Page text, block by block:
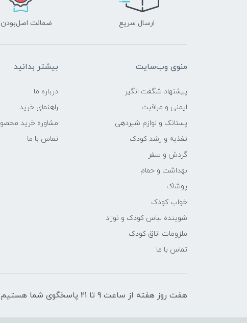
ارسال سریع ضمانت اصل‌بودن
منوی وب‌سایت
پیشنهاد شگفت انگیر
ایمنی و مراقبت
پستانک و لوازم شیردهی
تغذیه و رشد کودک
گردش و سفر
بهداشت و حمام
پوشاک
خواب کودک
شوینده لباس کودک و نوزاد
ملزومات اتاق کودک
تماس با ما
بیشتر بدانید
درباره ما
راهنمای خرید
مشاوره خرید
تماس با ما
هفت روز هفته از ساعت 9 تا 21 پاسخگوی شما هستیم